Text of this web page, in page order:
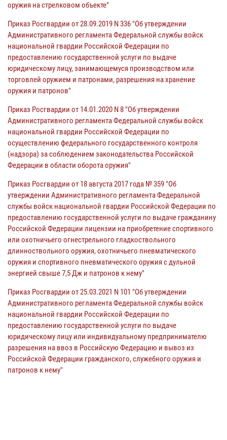
оружия на стрелковом объекте"
Приказ Росгвардии от 28.09.2019 N 336 "Об утверждении
Административного регламента Федеральной службы войск
национальной гвардии Российской Федерации по
предоставлению государственной услуги по выдаче
юридическому лицу, занимающемуся производством или
торговлей оружием и патронами, разрешения на хранение
оружия и патронов"
Приказ Росгвардии от 14.01.2020 N 8 "Об утверждении
Административного регламента Федеральной службы войск
национальной гвардии Российской Федерации по
осуществлению федерального государственного контроля
(надзора) за соблюдением законодательства Российской
Федерации в области оборота оружия"
Приказ Росгвардии от 18 августа 2017 года № 359 "Об
утверждении Административного регламента Федеральной
службы войск национальной гвардии Российской Федерации по
предоставлению государственной услуги по выдаче гражданину
Российской Федерации лицензии на приобретение спортивного
или охотничьего огнестрельного гладкоствольного
длинноствольного оружия, охотничьего пневматического
оружия и спортивного пневматического оружия с дульной
энергией свыше 7,5 Дж и патронов к нему"
Приказ Росгвардии от 25.03.2021 N 101 "Об утверждении
Административного регламента Федеральной службы войск
национальной гвардии Российской Федерации по
предоставлению государственной услуги по выдаче
юридическому лицу или индивидуальному предпринимателю
разрешения на ввоз в Российскую Федерацию и вывоз из
Российской Федерации гражданского, служебного оружия и
патронов к нему"